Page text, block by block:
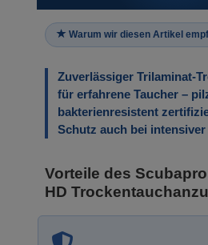
Warum wir diesen Artikel
Zuverlässiger Trilaminat-
für erfahrene Taucher –
bakterienresistent
Schutz auch bei
Vorteile des
HD